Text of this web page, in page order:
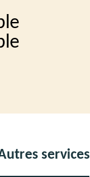
services